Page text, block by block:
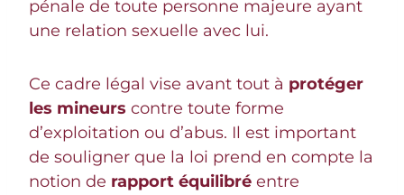
pénale de toute personne majeure ayant
une relation sexuelle avec lui.
Ce cadre légal vise avant tout à protéger
les mineurs contre toute forme
d’exploitation ou d’abus. Il est important
de souligner que la loi prend en compte la
notion de rapport équilibré entre